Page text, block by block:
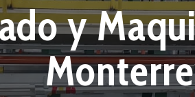
y